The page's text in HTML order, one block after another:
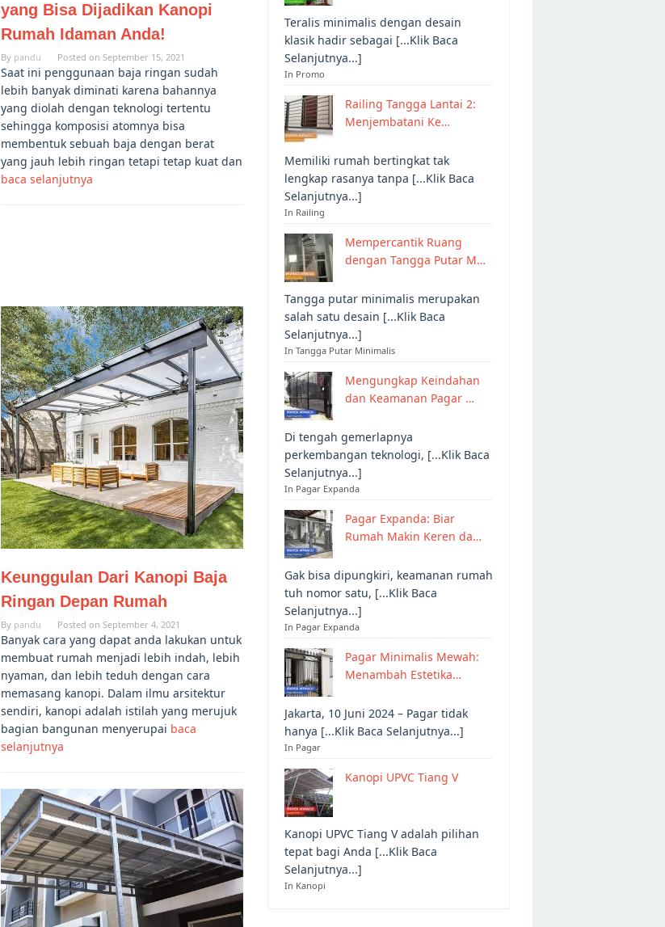
yang Bisa Dijadikan Kanopi
Rumah Idaman Anda!
By pandu Posted on September 15, 2021
Saat ini penggunaan baja ringan sudah
lebih banyak diminati karena bahannya
yang diolah dengan teknologi tertentu
sehingga komposisi atomnya bisa
membentuk sebuah baja dengan berat
yang jauh lebih ringan tetapi tetap kuat dan
baca selanjutnya
Keunggulan Dari Kanopi Baja
Ringan Depan Rumah
By pandu Posted on September 4, 2021
Banyak cara yang dapat anda lakukan untuk
membuat rumah menjadi lebih indah, lebih
nyaman, dan lebih teduh dengan cara
memasang kanopi. Dalam ilmu arsitektur
sendiri, kanopi adalah istilah yang merujuk
bagian bangunan menyerupai baca
selanjutnya
Teralis minimalis dengan desain
klasik hadir sebagai [...Klik Baca
Selanjutnya...]
In Promo
Railing Tangga Lantai 2:
Menjembatani Ke…
Memiliki rumah bertingkat tak
lengkap rasanya tanpa [...Klik Baca
Selanjutnya...]
In Railing
Mempercantik Ruang
dengan Tangga Putar M…
Tangga putar minimalis merupakan
salah satu desain [...Klik Baca
Selanjutnya...]
In Tangga Putar Minimalis
Mengungkap Keindahan
dan Keamanan Pagar …
Di tengah gemerlapnya
perkembangan teknologi, [...Klik Baca
Selanjutnya...]
In Pagar Expanda
Pagar Expanda: Biar
Rumah Makin Keren da…
Gak bisa dipungkiri, keamanan rumah
tuh nomor satu, [...Klik Baca
Selanjutnya...]
In Pagar Expanda
Pagar Minimalis Mewah:
Menambah Estetika…
Jakarta, 10 Juni 2024 – Pagar tidak
hanya [...Klik Baca Selanjutnya...]
In Pagar
Kanopi UPVC Tiang V
Kanopi UPVC Tiang V adalah pilihan
tepat bagi Anda [...Klik Baca
Selanjutnya...]
In Kanopi